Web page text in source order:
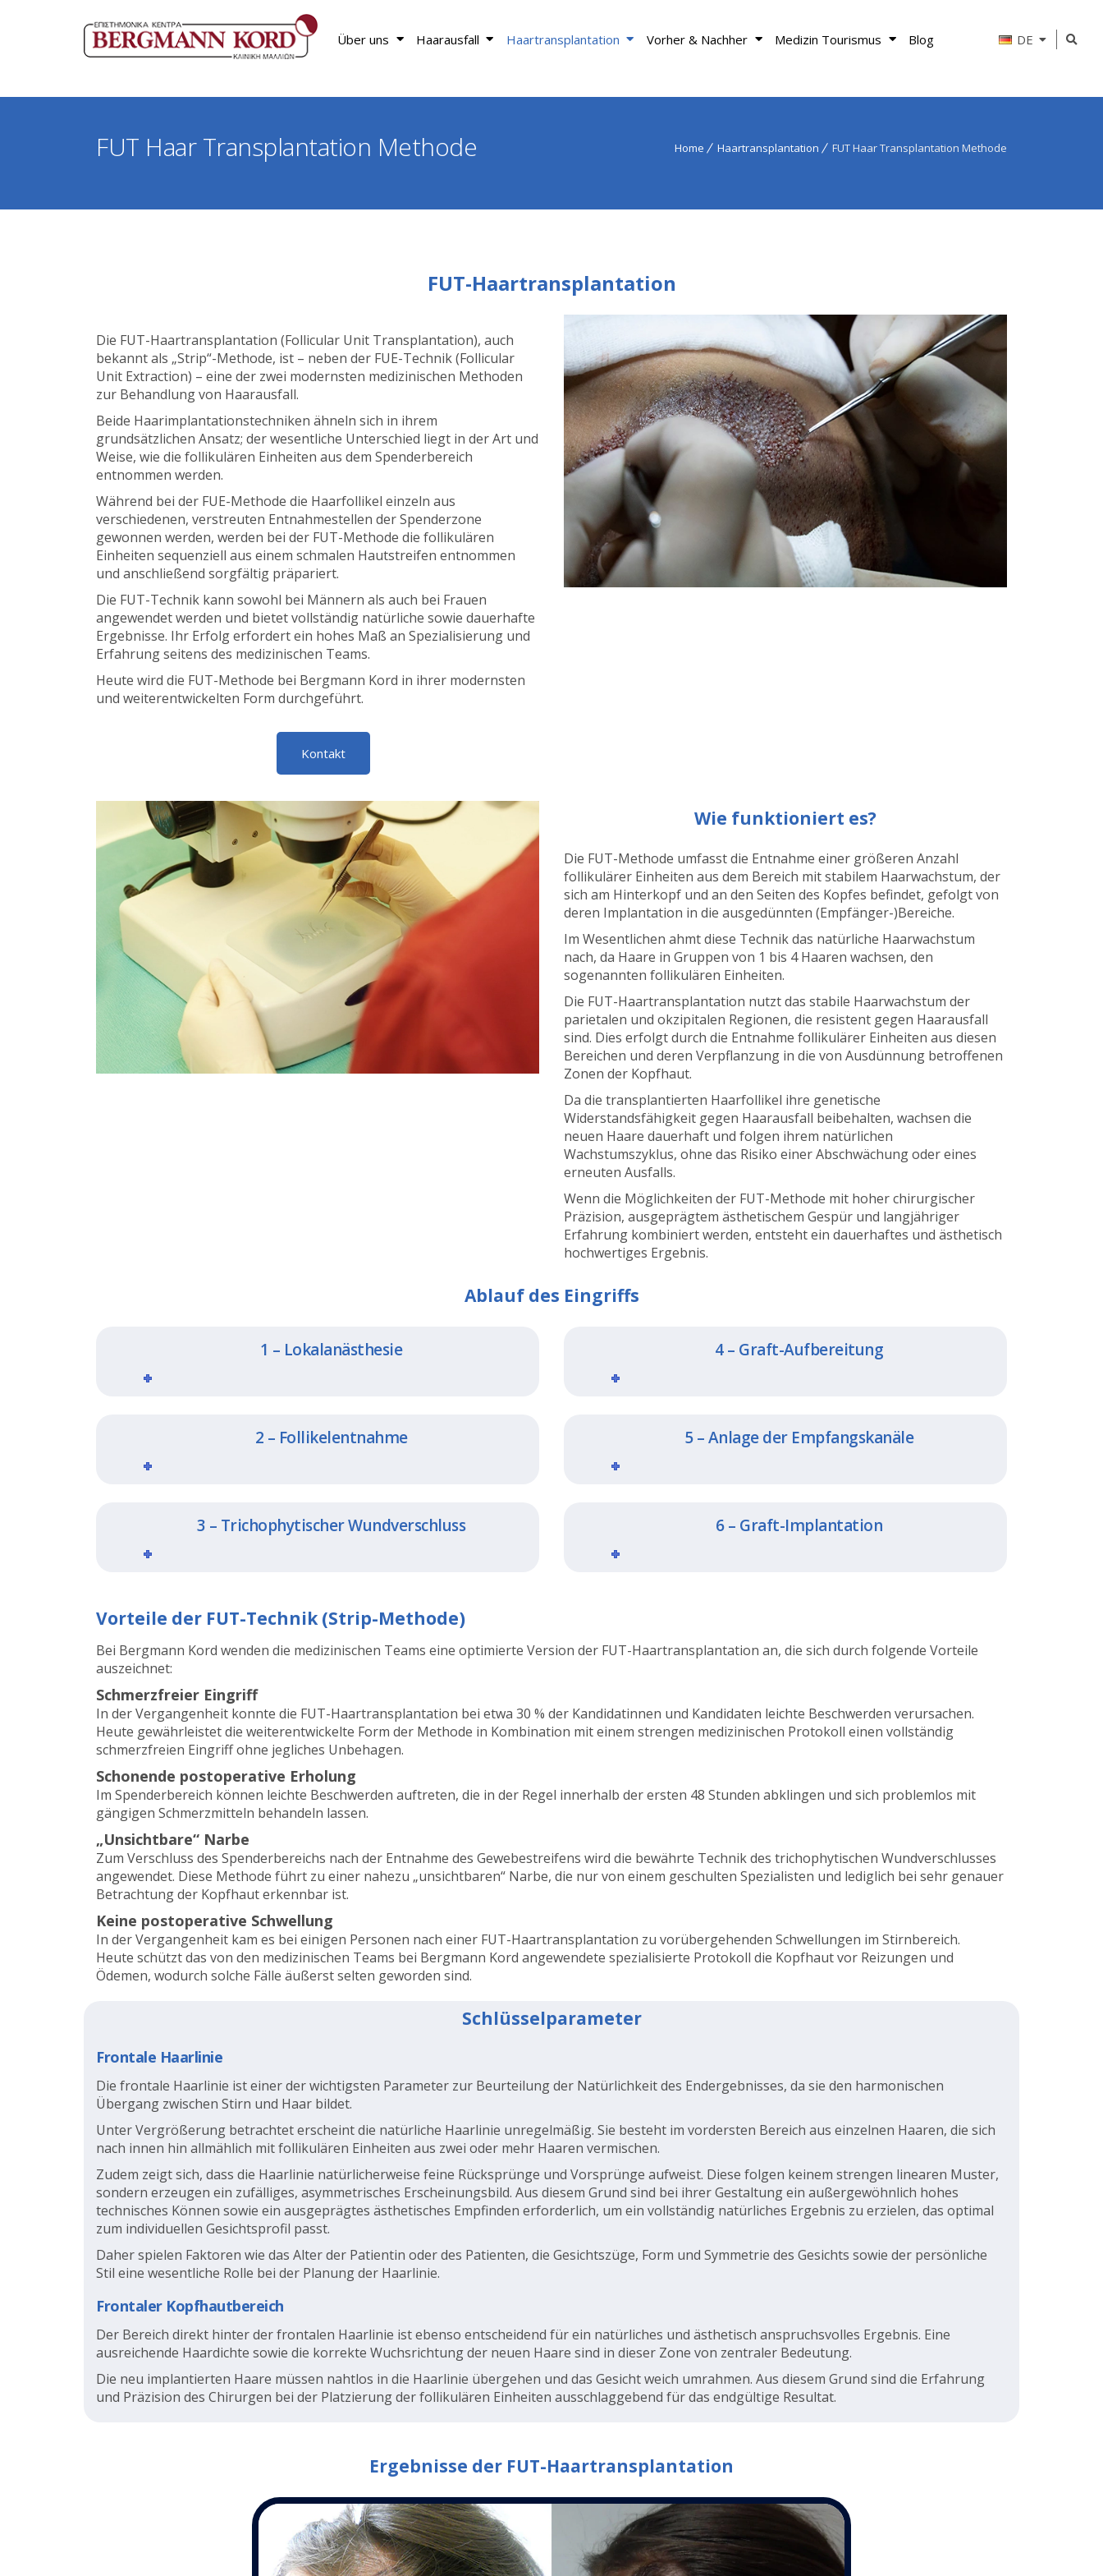
Über uns Haarausfall Haartransplantation Vorher & Nachher Medizin Tourismus Blog DE
Home Haartransplantation FUT Haar Transplantation Methode
FUT Haar Transplantation Methode
FUT-Haartransplantation
Die FUT-Haartransplantation (Follicular Unit Transplantation), auch
bekannt als „Strip“-Methode, ist – neben der FUE-Technik (Follicular
Unit Extraction) – eine der zwei modernsten medizinischen Methoden
zur Behandlung von Haarausfall.
Beide Haarimplantationstechniken ähneln sich in ihrem
grundsätzlichen Ansatz; der wesentliche Unterschied liegt in der Art und
Weise, wie die follikulären Einheiten aus dem Spenderbereich
entnommen werden.
Während bei der FUE-Methode die Haarfollikel einzeln aus
verschiedenen, verstreuten Entnahmestellen der Spenderzone
gewonnen werden, werden bei der FUT-Methode die follikulären
Einheiten sequenziell aus einem schmalen Hautstreifen entnommen
und anschließend sorgfältig präpariert.
Die FUT-Technik kann sowohl bei Männern als auch bei Frauen
angewendet werden und bietet vollständig natürliche sowie dauerhafte
Ergebnisse. Ihr Erfolg erfordert ein hohes Maß an Spezialisierung und
Erfahrung seitens des medizinischen Teams.
Heute wird die FUT-Methode bei Bergmann Kord in ihrer modernsten
und weiterentwickelten Form durchgeführt.
Kontakt
Wie funktioniert es?
Die FUT-Methode umfasst die Entnahme einer größeren Anzahl
follikulärer Einheiten aus dem Bereich mit stabilem Haarwachstum, der
sich am Hinterkopf und an den Seiten des Kopfes befindet, gefolgt von
deren Implantation in die ausgedünnten (Empfänger-)Bereiche.
Im Wesentlichen ahmt diese Technik das natürliche Haarwachstum
nach, da Haare in Gruppen von 1 bis 4 Haaren wachsen, den
sogenannten follikulären Einheiten.
Die FUT-Haartransplantation nutzt das stabile Haarwachstum der
parietalen und okzipitalen Regionen, die resistent gegen Haarausfall
sind. Dies erfolgt durch die Entnahme follikulärer Einheiten aus diesen
Bereichen und deren Verpflanzung in die von Ausdünnung betroffenen
Zonen der Kopfhaut.
Da die transplantierten Haarfollikel ihre genetische
Widerstandsfähigkeit gegen Haarausfall beibehalten, wachsen die
neuen Haare dauerhaft und folgen ihrem natürlichen
Wachstumszyklus, ohne das Risiko einer Abschwächung oder eines
erneuten Ausfalls.
Wenn die Möglichkeiten der FUT-Methode mit hoher chirurgischer
Präzision, ausgeprägtem ästhetischem Gespür und langjähriger
Erfahrung kombiniert werden, entsteht ein dauerhaftes und ästhetisch
hochwertiges Ergebnis.
Ablauf des Eingriffs
1 – Lokalanästhesie
2 – Follikelentnahme
3 – Trichophytischer Wundverschluss
4 – Graft-Aufbereitung
5 – Anlage der Empfangskanäle
6 – Graft-Implantation
Vorteile der FUT-Technik (Strip-Methode)
Bei Bergmann Kord wenden die medizinischen Teams eine optimierte Version der FUT-Haartransplantation an, die sich durch folgende Vorteile
auszeichnet:
Schmerzfreier Eingriff
In der Vergangenheit konnte die FUT-Haartransplantation bei etwa 30 % der Kandidatinnen und Kandidaten leichte Beschwerden verursachen.
Heute gewährleistet die weiterentwickelte Form der Methode in Kombination mit einem strengen medizinischen Protokoll einen vollständig
schmerzfreien Eingriff ohne jegliches Unbehagen.
Schonende postoperative Erholung
Im Spenderbereich können leichte Beschwerden auftreten, die in der Regel innerhalb der ersten 48 Stunden abklingen und sich problemlos mit
gängigen Schmerzmitteln behandeln lassen.
„Unsichtbare“ Narbe
Zum Verschluss des Spenderbereichs nach der Entnahme des Gewebestreifens wird die bewährte Technik des trichophytischen Wundverschlusses
angewendet. Diese Methode führt zu einer nahezu „unsichtbaren“ Narbe, die nur von einem geschulten Spezialisten und lediglich bei sehr genauer
Betrachtung der Kopfhaut erkennbar ist.
Keine postoperative Schwellung
In der Vergangenheit kam es bei einigen Personen nach einer FUT-Haartransplantation zu vorübergehenden Schwellungen im Stirnbereich.
Heute schützt das von den medizinischen Teams bei Bergmann Kord angewendete spezialisierte Protokoll die Kopfhaut vor Reizungen und
Ödemen, wodurch solche Fälle äußerst selten geworden sind.
Schlüsselparameter
Frontale Haarlinie
Die frontale Haarlinie ist einer der wichtigsten Parameter zur Beurteilung der Natürlichkeit des Endergebnisses, da sie den harmonischen
Übergang zwischen Stirn und Haar bildet.
Unter Vergrößerung betrachtet erscheint die natürliche Haarlinie unregelmäßig. Sie besteht im vordersten Bereich aus einzelnen Haaren, die sich
nach innen hin allmählich mit follikulären Einheiten aus zwei oder mehr Haaren vermischen.
Zudem zeigt sich, dass die Haarlinie natürlicherweise feine Rücksprünge und Vorsprünge aufweist. Diese folgen keinem strengen linearen Muster,
sondern erzeugen ein zufälliges, asymmetrisches Erscheinungsbild. Aus diesem Grund sind bei ihrer Gestaltung ein außergewöhnlich hohes
technisches Können sowie ein ausgeprägtes ästhetisches Empfinden erforderlich, um ein vollständig natürliches Ergebnis zu erzielen, das optimal
zum individuellen Gesichtsprofil passt.
Daher spielen Faktoren wie das Alter der Patientin oder des Patienten, die Gesichtszüge, Form und Symmetrie des Gesichts sowie der persönliche
Stil eine wesentliche Rolle bei der Planung der Haarlinie.
Frontaler Kopfhautbereich
Der Bereich direkt hinter der frontalen Haarlinie ist ebenso entscheidend für ein natürliches und ästhetisch anspruchsvolles Ergebnis. Eine
ausreichende Haardichte sowie die korrekte Wuchsrichtung der neuen Haare sind in dieser Zone von zentraler Bedeutung.
Die neu implantierten Haare müssen nahtlos in die Haarlinie übergehen und das Gesicht weich umrahmen. Aus diesem Grund sind die Erfahrung
und Präzision des Chirurgen bei der Platzierung der follikulären Einheiten ausschlaggebend für das endgültige Resultat.
Ergebnisse der FUT-Haartransplantation